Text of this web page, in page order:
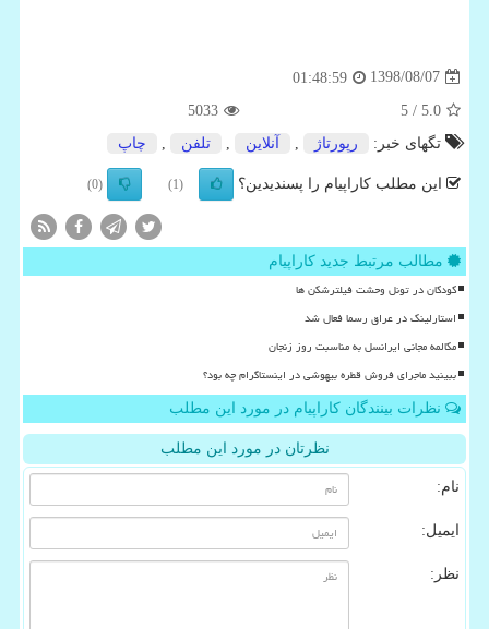
1398/08/07
01:48:59
5.0
/ 5
5033
تگهای خبر:
رپورتاژ آنلاین تلفن چاپ
این مطلب کاراپیام را پسندیدین؟ (1)
(0)
مطالب مرتبط جدید کاراپیام
کودکان در تونل وحشت فیلترشکن ها
استارلینک در عراق رسما فعال شد
مکالمه مجانی ایرانسل به مناسبت روز زنجان
ببینید ماجرای فروش قطره بیهوشی در اینستاگرام چه بود؟
نظرات بینندگان کاراپیام در مورد این مطلب
نظرتان در مورد این مطلب
نام:
ایمیل:
نظر: